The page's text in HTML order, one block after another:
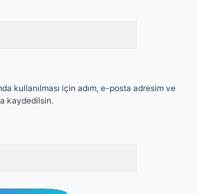
kullanılması için adım, e-posta adresim ve
kaydedilsin.